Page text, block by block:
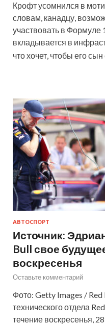
Крофт усомнился в
словам, канадцу,
участвовать в Формуле
вкладывается в
что хочет, чтобы его
АВТОСПОРТ
Источник:
Bull свое
воскресенья
Оставьте комментарий
Фото: Getty Images /
технического отдела
течение воскресенья,